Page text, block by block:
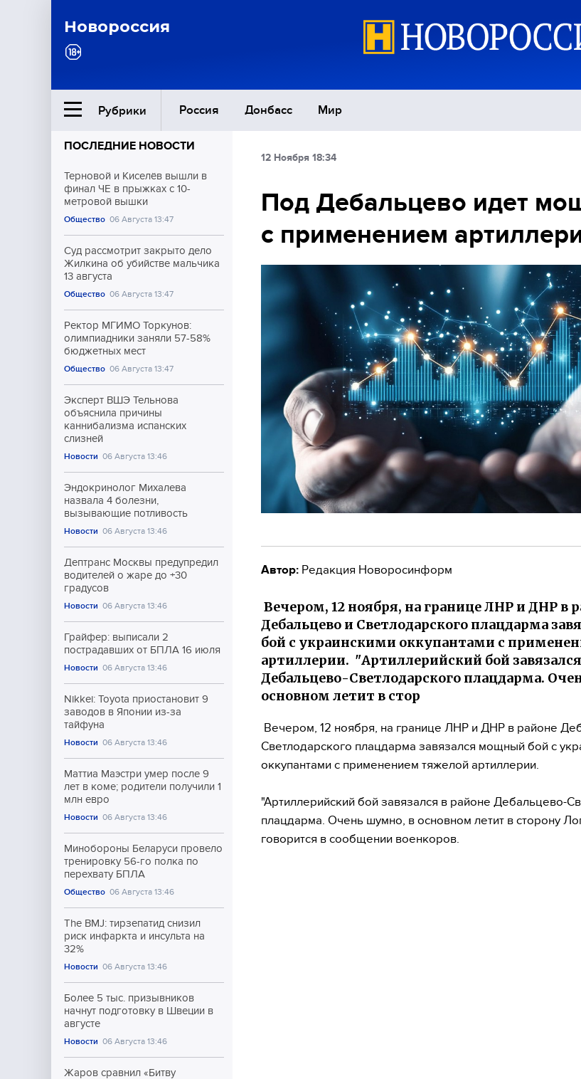
Новороссия
Рубрики Россия Донбасс Мир
Ближний Восток
Общество
Экономика
Культура
ПОСЛЕДНИЕ НОВОСТИ
Терновой и Киселёв вышли в
финал ЧЕ в прыжках с 10-
метровой вышки
Общество 06 Августа 13:47
Суд рассмотрит закрыто дело
Жилкина об убийстве мальчика
13 августа
Общество 06 Августа 13:47
Ректор МГИМО Торкунов:
олимпиадники заняли 57-58%
бюджетных мест
Общество 06 Августа 13:47
Эксперт ВШЭ Тельнова
объяснила причины
каннибализма испанских
слизней
Новости 06 Августа 13:46
Эндокринолог Михалева
назвала 4 болезни,
вызывающие потливость
Новости 06 Августа 13:46
Дептранс Москвы предупредил
водителей о жаре до +30
градусов
Новости 06 Августа 13:46
Грайфер: выписали 2
пострадавших от БПЛА 16 июля
Новости 06 Августа 13:46
Nikkei: Toyota приостановит 9
заводов в Японии из-за
тайфуна
Новости 06 Августа 13:46
Маттиа Маэстри умер после 9
лет в коме; родители получили 1
млн евро
Новости 06 Августа 13:46
Минобороны Беларуси провело
тренировку 56-го полка по
перехвату БПЛА
Общество 06 Августа 13:46
The BMJ: тирзепатид снизил
риск инфаркта и инсульта на
32%
Новости 06 Августа 13:46
Более 5 тыс. призывников
начнут подготовку в Швеции в
августе
Новости 06 Августа 13:46
Жаров сравнил «Битву
12 Ноября 18:34
Под Дебальцево идет
с применением
Автор: Редакция Новоросинформ
Вечером, 12 ноября, на границе ЛНР и ДНР в
Дебальцево и Светлодарского плацдарма
бой с украинскими оккупантами с
артиллерии. "Артиллерийский бой
Дебальцево-Светлодарского плацдарма.
основном летит в стор
Вечером, 12 ноября, на границе ЛНР и ДНР в районе
Светлодарского плацдарма завязался мощный бой с
оккупантами с применением тяжелой артиллерии.
"Артиллерийский бой завязался в районе Дебальцево-
плацдарма. Очень шумно, в основном летит в сторону
говорится в сообщении военкоров.